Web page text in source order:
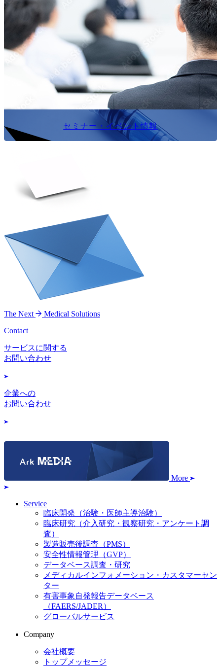
セミナー・イベント情報
The Next
Medical Solutions
Contact
サービスに関する
お問い合わせ
企業への
お問い合わせ
More
Service
臨床開発（治験・医師主導治験）
臨床研究（介入研究・観察研究・アンケート調
査）
製造販売後調査（PMS）
安全性情報管理（GVP）
データベース調査・研究
メディカルインフォメーション・カスタマーセン
ター
有害事象自発報告データベース
（FAERS/JADER）
グローバルサービス
Company
会社概要
トップメッセージ